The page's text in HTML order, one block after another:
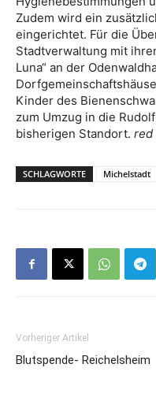
Zudem wird ein
eingerichtet. Für die
Stadtverwaltung mit
Luna“ an der
Kinder des
zum Umzug in die
bisherigen Standort. red
SCHLAGWORTE Michelstadt
Vorheriger Artikel
Blutspende- Reichelsheim